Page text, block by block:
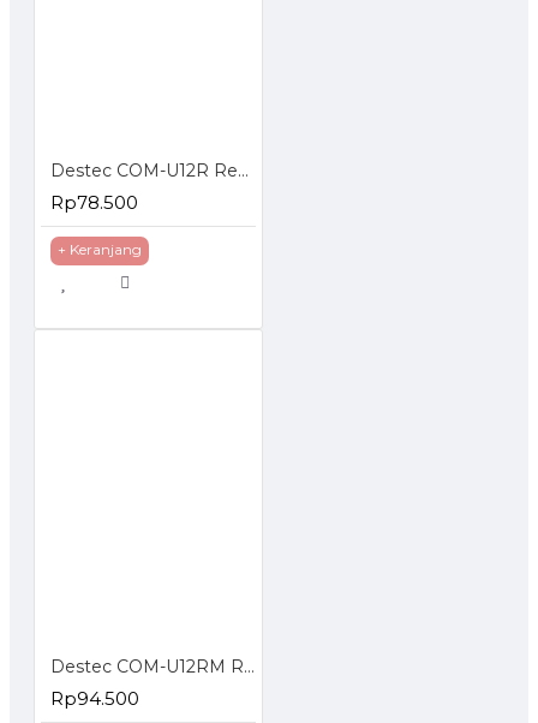
Destec COM-U12R Regulator Gas dengan Pengaman Ganda
Rp78.500
+ Keranjang
Destec COM-U12RM Regulator Gas dengan Meteran
Rp94.500